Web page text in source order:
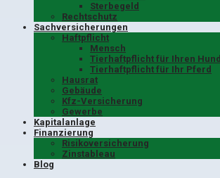
Sterbegeld
Rechtschutz
Sachversicherungen
Haftpflicht
Mensch
Tierhaftpflicht für Ihren Hund
Tierhaftpflicht für Ihr Pferd
Hausrat
Gebäude
Kfz-Versicherung
Gewerbe
Kapitalanlage
Finanzierung
Risikoversicherung
Zinstableau
Blog